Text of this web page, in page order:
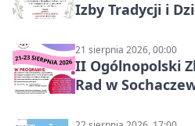
Izby Tradycji i
Gęburą
21 sierpnia 2026, 00:00
II Ogólnopolski
Rad w